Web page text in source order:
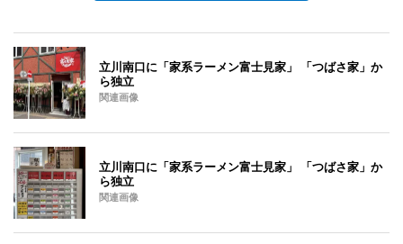
立川南口に「家系ラーメン富士見家」 「つばさ家」か
ら独立
関連画像
立川南口に「家系ラーメン富士見家」 「つばさ家」か
ら独立
関連画像